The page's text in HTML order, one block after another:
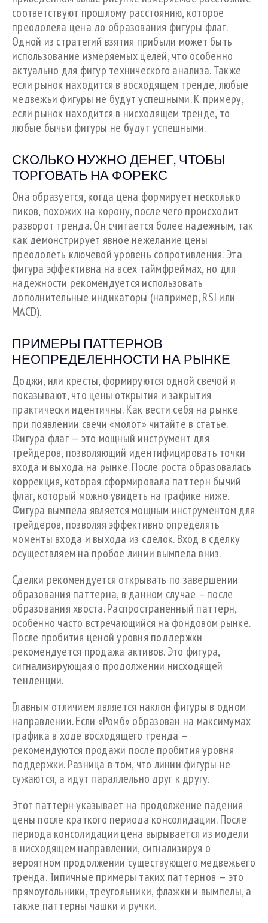
соответствуют прошлому расстоянию, которое
преодолела цена до образования фигуры флаг.
Одной из стратегий взятия прибыли может быть
использование измеряемых целей, что особенно
актуально для фигур технического анализа. Также
если рынок находится в восходящем тренде, любые
медвежьи фигуры не будут успешными. К примеру,
если рынок находится в нисходящем тренде, то
любые бычьи фигуры не будут успешными.
СКОЛЬКО НУЖНО ДЕНЕГ, ЧТОБЫ
ТОРГОВАТЬ НА ФОРЕКС
Она образуется, когда цена формирует несколько
пиков, похожих на корону, после чего происходит
разворот тренда. Он считается более надежным, так
как демонстрирует явное нежелание цены
преодолеть ключевой уровень сопротивления. Эта
фигура эффективна на всех таймфреймах, но для
надёжности рекомендуется использовать
дополнительные индикаторы (например, RSI или
MACD).
ПРИМЕРЫ ПАТТЕРНОВ
НЕОПРЕДЕЛЕННОСТИ НА РЫНКЕ
Доджи, или кресты, формируются одной свечой и
показывают, что цены открытия и закрытия
практически идентичны. Как вести себя на рынке
при появлении свечи «молот» читайте в статье.
Фигура флаг — это мощный инструмент для
трейдеров, позволяющий идентифицировать точки
входа и выхода на рынке. После роста образовалась
коррекция, которая сформировала паттерн бычий
флаг, который можно увидеть на графике ниже.
Фигура вымпела является мощным инструментом для
трейдеров, позволяя эффективно определять
моменты входа и выхода из сделок. Вход в сделку
осуществляем на пробое линии вымпела вниз.
Сделки рекомендуется открывать по завершении
образования паттерна, в данном случае – после
образования хвоста. Распространенный паттерн,
особенно часто встречающийся на фондовом рынке.
После пробития ценой уровня поддержки
рекомендуется продажа активов. Это фигура,
сигнализирующая о продолжении нисходящей
тенденции.
Главным отличием является наклон фигуры в одном
направлении. Если «Ромб» образован на максимумах
графика в ходе восходящего тренда –
рекомендуются продажи после пробития уровня
поддержки. Разница в том, что линии фигуры не
сужаются, а идут параллельно друг к другу.
Этот паттерн указывает на продолжение падения
цены после краткого периода консолидации. После
периода консолидации цена вырывается из модели
в нисходящем направлении, сигнализируя о
вероятном продолжении существующего медвежьего
тренда. Типичные примеры таких паттернов — это
прямоугольники, треугольники, флажки и вымпелы, а
также паттерны чашки и ручки.